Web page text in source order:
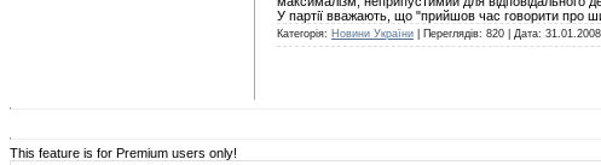
У партії вважають, що "прийшов час говорити про
Категорія: Новини України | Переглядів: 820 | Дата:
This feature is for Premium users only!